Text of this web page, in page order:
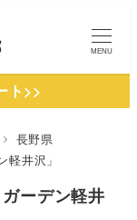
MENU
ト>>
長野県
軽井沢」
ーデン軽井